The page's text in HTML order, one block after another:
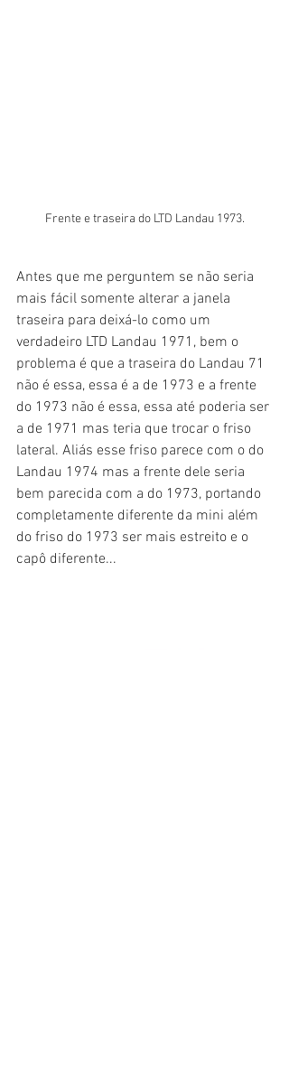
Frente e traseira do LTD Landau 1973.
Antes que me perguntem se não seria
mais fácil somente alterar a janela
traseira para deixá-lo como um
verdadeiro LTD Landau 1971, bem o
problema é que a traseira do Landau 71
não é essa, essa é a de 1973 e a frente
do 1973 não é essa, essa até poderia ser
a de 1971 mas teria que trocar o friso
lateral. Aliás esse friso parece com o do
Landau 1974 mas a frente dele seria
bem parecida com a do 1973, portando
completamente diferente da mini além
do friso do 1973 ser mais estreito e o
capô diferente...